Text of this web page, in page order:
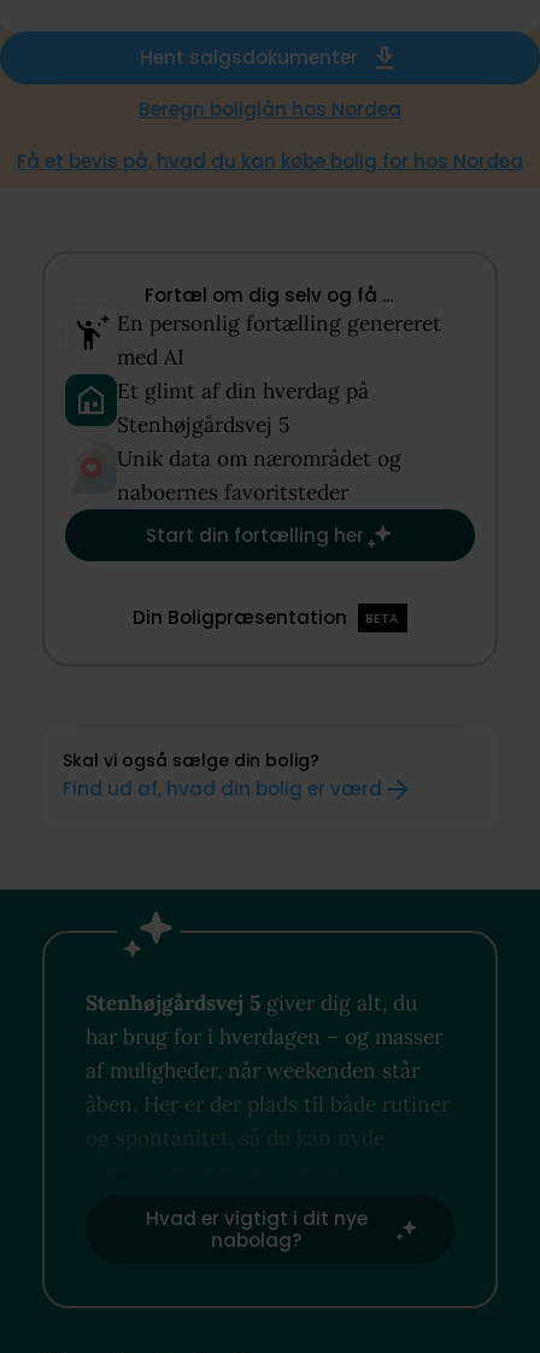
Hent salgsdokumenter
Beregn boliglån hos Nordea
Få et bevis på, hvad du kan købe bolig for hos Nordea
Fortæl om dig selv og få …​
En personlig fortælling genereret
med AI​
Et glimt af din hverdag på
Stenhøjgårdsvej 5​
Unik data om nærområdet og
naboernes favoritsteder​
Start din fortælling her
Din Boligpræsentation BETA
Skal vi også sælge din bolig?
Find ud af, hvad din bolig er værd
Stenhøjgårdsvej 5 giver dig alt, du
har brug for i hverdagen – og masser
af muligheder, når weekenden står
åben. Her er der plads til både rutiner
og spontanitet, så du kan nyde
Hvad er vigtigt i dit nye
nabolag?